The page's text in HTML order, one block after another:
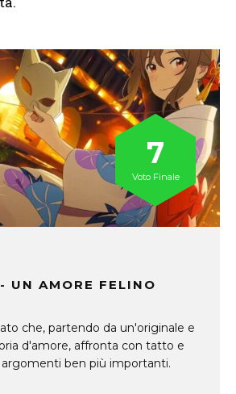
UN AMORE FELINO
che, partendo da un'originale e
d'amore, affronta con tatto e
ben più importanti.
7
Voto Finale